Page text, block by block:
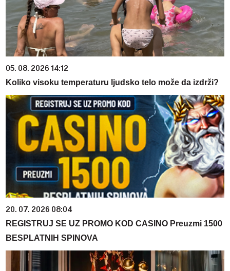
05. 08. 2026 14:12
Koliko visoku temperaturu ljudsko telo može da izdrži?
20. 07. 2026 08:04
REGISTRUJ SE UZ PROMO KOD CASINO Preuzmi 1500
BESPLATNIH SPINOVA